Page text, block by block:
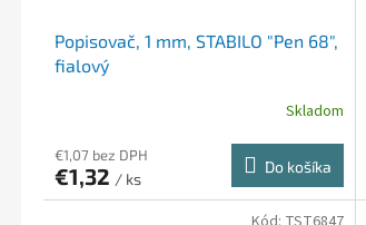
Popisovač, 1 mm, STABILO "Pen 68",
fialový
Skladom
€1,07 bez DPH
€1,32 / ks
Do košíka